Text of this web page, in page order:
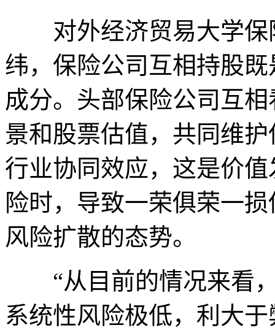
对外经济贸易大学保
纬，保险公司互相持股
成分。头部保险公司互
景和股票估值，共同维
行业协同效应，这是价
险时，导致一荣俱荣一
风险扩散的态势。
“从目前的情况来看，
系统性风险极低，利大